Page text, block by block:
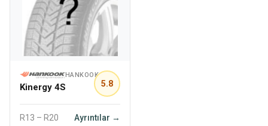
HANKOOK
Kinergy 4S 5.8
R13 – R20 Ayrıntılar →